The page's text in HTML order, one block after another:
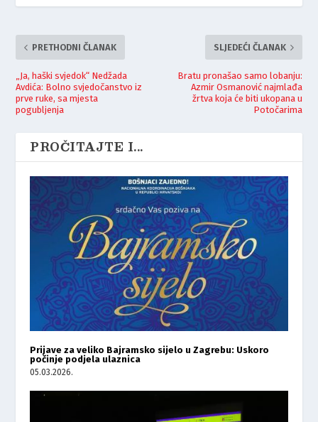
PRETHODNI ČLANAK
„Ja, haški svjedok“ Nedžada
Avdića: Bolno svjedočanstvo iz
prve ruke, sa mjesta
pogubljenja
SLJEDEĆI ČLANAK
Bratu pronašao samo lobanju:
Azmir Osmanović najmlađa
žrtva koja će biti ukopana u
Potočarima
PROČITAJTE I...
Prijave za veliko Bajramsko sijelo u Zagrebu: Uskoro
počinje podjela ulaznica
05.03.2026.